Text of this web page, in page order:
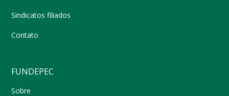
Sindicatos filiados
Contato
FUNDEPEC
Sobre